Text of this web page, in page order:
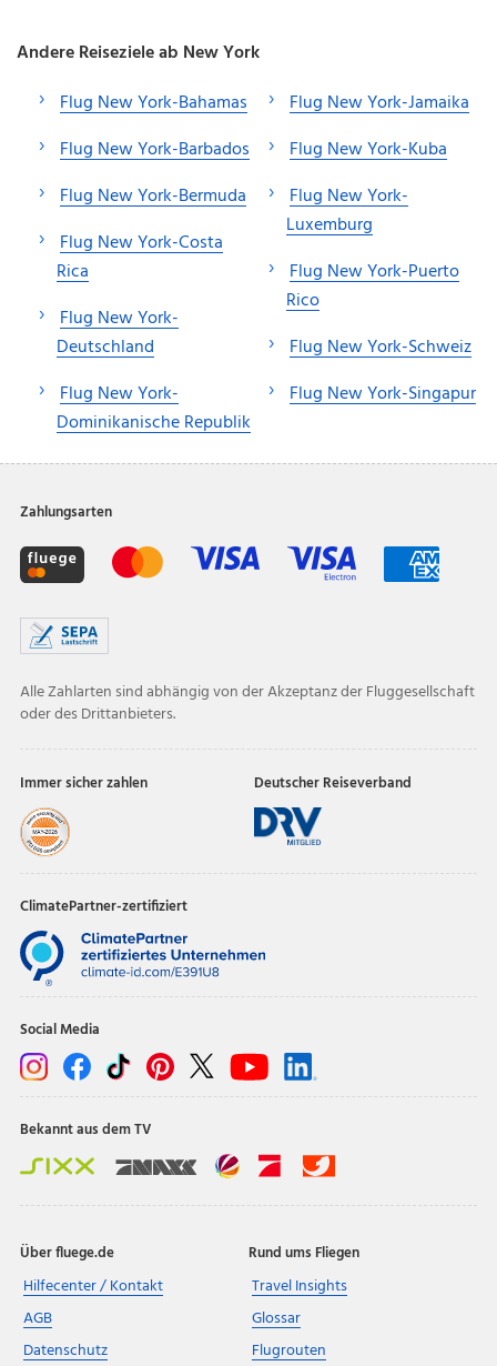
Andere Reiseziele ab New York
Flug New York-Bahamas
Flug New York-Barbados
Flug New York-Bermuda
Flug New York-Costa
Rica
Flug New York-
Deutschland
Flug New York-
Dominikanische Republik
Flug New York-Jamaika
Flug New York-Kuba
Flug New York-
Luxemburg
Flug New York-Puerto
Rico
Flug New York-Schweiz
Flug New York-Singapur